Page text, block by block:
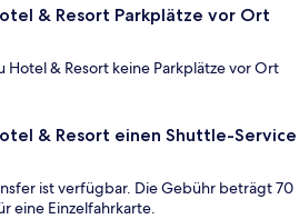
& Resort Parkplätze vor Ort
Hotel & Resort keine Parkplätze vor Ort
& Resort einen Shuttle-Service
ist verfügbar. Die Gebühr beträgt 70
eine Einzelfahrkarte.